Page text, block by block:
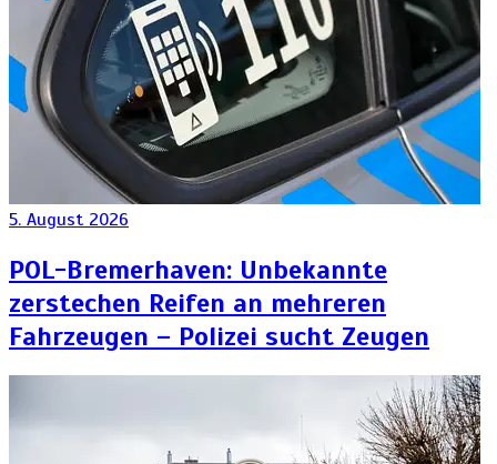
5. August 2026
POL-Bremerhaven: Unbekannte
zerstechen Reifen an mehreren
Fahrzeugen – Polizei sucht Zeugen